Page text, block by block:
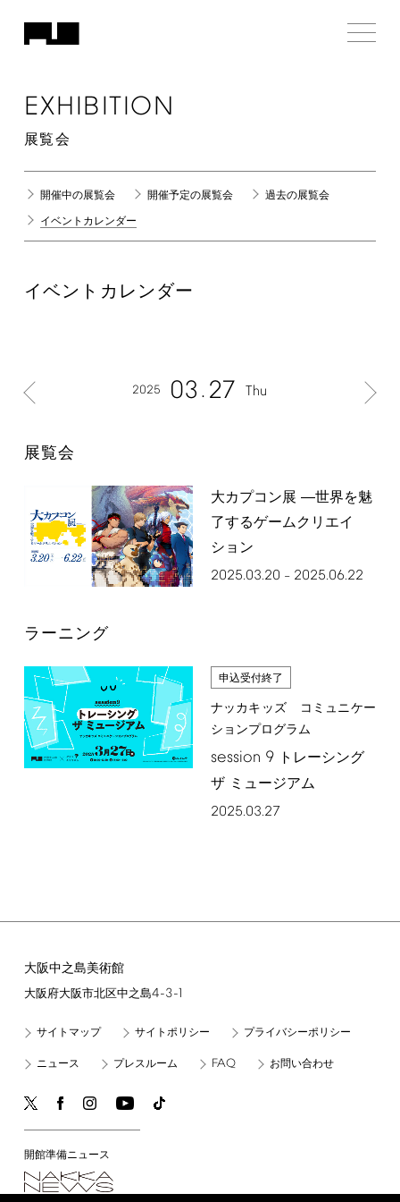
EXHIBITION
展覧会
開催中の展覧会 開催予定の展覧会 過去の展覧会
イベントカレンダー
イベントカレンダー
2025 03 27 Thu
展覧会
大カプコン展 ―世界を魅
了するゲームクリエイ
ション
2025.03.20 – 2025.06.22
ラーニング
申込受付終了
ナッカキッズ コミュニケー
ションプログラム
session 9トレーシング
ザ ミュージアム
2025.03.27
大阪中之島美術館
大阪府大阪市北区中之島4-3-1
サイトマップ サイトポリシー プライバシーポリシー
ニュース プレスルーム FAQ お問い合わせ
開館準備ニュース